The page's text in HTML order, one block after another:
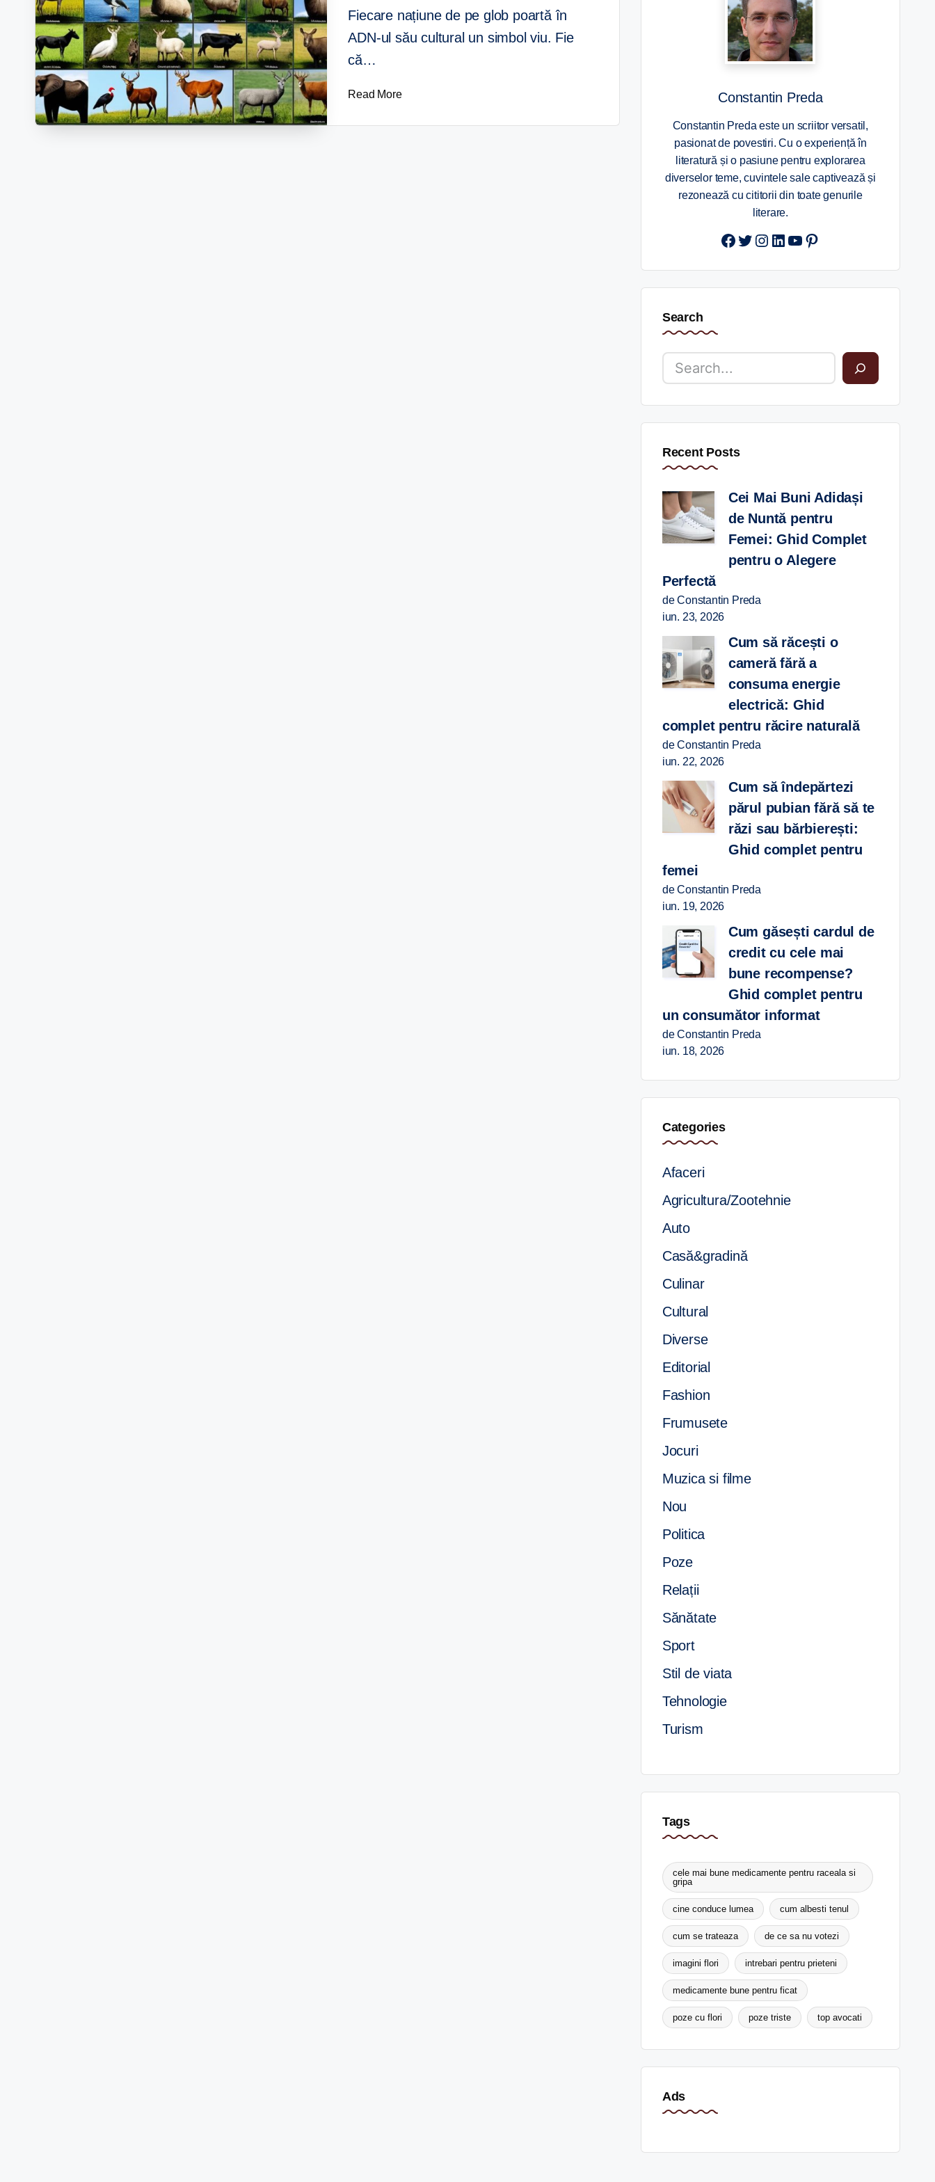
Fiecare națiune de pe glob poartă în
ADN-ul său cultural un simbol viu. Fie
că…
Read More Constantin Preda
Constantin Preda este un scriitor versatil,
pasionat de povestiri. Cu o experiență în
literatură și o pasiune pentru explorarea
diverselor teme, cuvintele sale captivează și
rezonează cu cititorii din toate genurile
literare.
Twitter
Instagram
LinkedIn
YouTube
Pinterest
Search
Recent Posts
Cei Mai Buni Adidași
de Nuntă pentru
Femei: Ghid Complet
pentru o Alegere
Perfectă
de Constantin Preda
iun. 23, 2026
Cum să răcești o
cameră fără a
consuma energie
electrică: Ghid
complet pentru răcire naturală
de Constantin Preda
iun. 22, 2026
Cum să îndepărtezi
părul pubian fără să te
răzi sau bărbierești:
Ghid complet pentru
femei
de Constantin Preda
iun. 19, 2026
Cum găsești cardul de
credit cu cele mai
bune recompense?
Ghid complet pentru
un consumător informat
de Constantin Preda
iun. 18, 2026
Categories
Afaceri
Agricultura/Zootehnie
Auto
Casă&gradină
Culinar
Cultural
Diverse
Editorial
Fashion
Frumusete
Jocuri
Muzica si filme
Nou
Politica
Poze
Relații
Sănătate
Sport
Stil de viata
Tehnologie
Turism
Tags
cele mai bune medicamente pentru raceala si
gripa
cine conduce lumea cum albesti tenul
cum se trateaza de ce sa nu votezi
imagini flori intrebari pentru prieteni
medicamente bune pentru ficat
poze cu flori poze triste top avocati
Ads